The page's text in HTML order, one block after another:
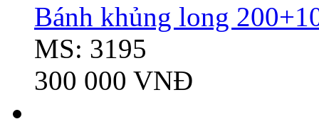
Bánh khủng long
MS: 3195
300 000 VNĐ